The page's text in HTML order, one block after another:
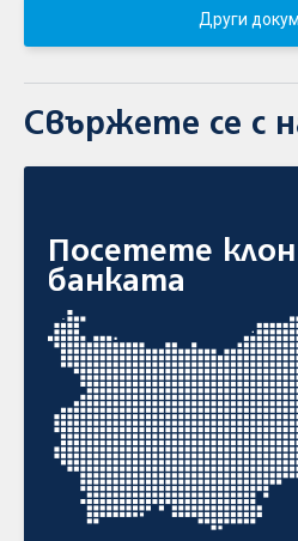
Други
Свържете се с
Посетете клон
банката